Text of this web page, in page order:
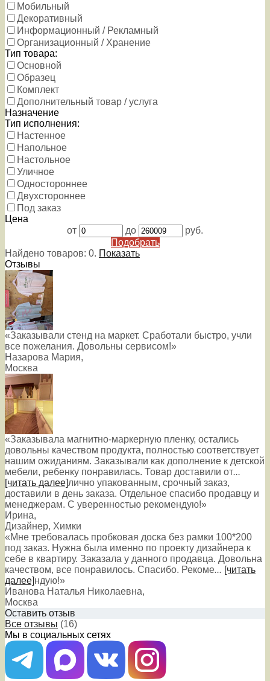
Мобильный
Декоративный
Информационный / Рекламный
Организационный / Хранение
Тип товара:
Основной
Образец
Комплект
Дополнительный товар / услуга
Назначение
Тип исполнения:
Настенное
Напольное
Настольное
Уличное
Одностороннее
Двухстороннее
Под заказ
Цена
от
до
руб.
Подобрать
Найдено товаров: 0. Показать
Отзывы
«Заказывали стенд на маркет. Сработали быстро, учли
все пожелания. Довольны сервисом!»
Назарова Мария,
Москва
«Заказывала магнитно-маркерную пленку, остались
довольны качеством продукта, полностью соответствует
нашим ожиданиям. Заказывали как дополнение к детской
мебели, ребенку понравилась. Товар доставили от...
[читать далее]лично упакованным, срочный заказ,
доставили в день заказа. Отдельное спасибо продавцу и
менеджерам. С уверенностью рекомендую!»
Ирина,
Дизайнер, Химки
«Мне требовалась пробковая доска без рамки 100*200
под заказ. Нужна была именно по проекту дизайнера к
себе в квартиру. Заказала у данного продавца. Довольна
качеством, все понравилось. Спасибо. Рекоме... [читать
далее]ндую!»
Иванова Наталья Николаевна,
Москва
Оставить отзыв
Все отзывы (16)
Мы в социальных сетях